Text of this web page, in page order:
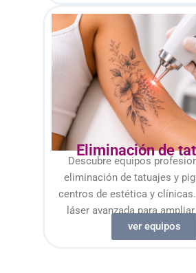
Eliminación de
Descubre equipos
eliminación de tatuajes y
centros de estética y
láser avanzada para
ver equipos